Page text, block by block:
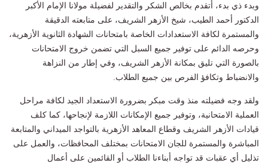
وبدء ذي بدء، أتقدم بخالص الشكر والتقدير لفضيلة مولانا الإمام الأكبر
الدكتور أحمد الطيب، شيخ الأزهر الشريف، على متابعته الدقيقة
والمستمرة لكافة الاستعدادات الخاصة بامتحانات الشهادة الثانوية الأزهرية،
وحرصه الدائم على توفير جميع السبل التي تضمن خروج الامتحانات
بالصورة التي تليق بمكانة الأزهر الشريف، وفي إطار من النزاهة
والانضباط وتكافؤ الفرص بين جميع الطلاب.
ولقد وجه فضيلته منذ وقت مبكر بضرورة الاستعداد الجيد لكافة مراحل
العملية الامتحانية، وتوفير جميع الإمكانات اللازمة لإنجاحها، كما كلف
قيادات الأزهر الشريف وقطاع المعاهد الأزهرية بالتواجد الميداني والمتابعة
المباشرة والمستمرة للجان الامتحانات بمختلف المحافظات، والعمل على
تذليل أي عقبات قد تواجه أبناءنا الطلاب أو القائمين على أعمال